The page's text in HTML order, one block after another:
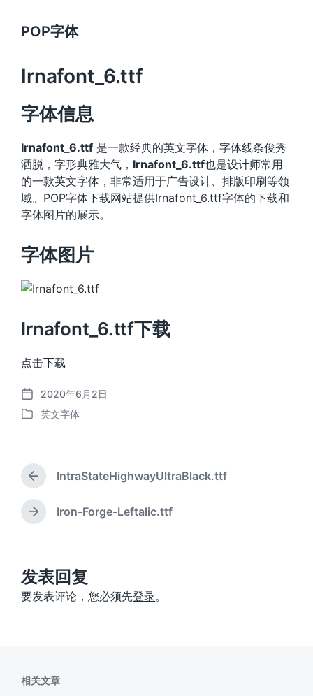
POP字体
Irnafont_6.ttf
字体信息
Irnafont_6.ttf 是一款经典的英文字体，字体线条俊秀
洒脱，字形典雅大气， Irnafont_6.ttf也是设计师常用
的一款英文字体，非常适用于广告设计、排版印刷等领
域。 POP字体下载网站提供Irnafont_6.ttf字体的下载和
字体图片的展示。
字体图片
Irnafont_6.ttf下载
点击下载
发
布
2020年6月2日
发
英文字体
上
篇
文
章
IntraStateHighwayUltraBlack.ttf
下
：
Iron-Forge-Leftalic.ttf
发表回复
要发表评论，您必须先登录。
相关文章